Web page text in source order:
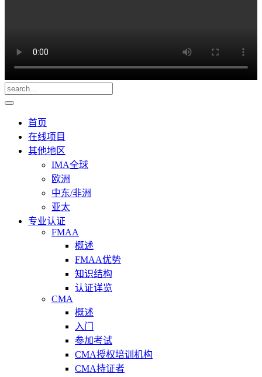
首页
在线项目
其他地区
IMA全球
欧洲
中东/非洲
亚太
专业认证
FMAA
概述
FMAA优势
知识结构
认证详览
CMA
概述
入门
参加考试
CMA授权培训机构
CMA持证者